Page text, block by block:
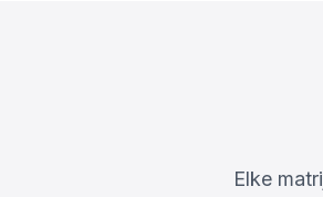
Elke